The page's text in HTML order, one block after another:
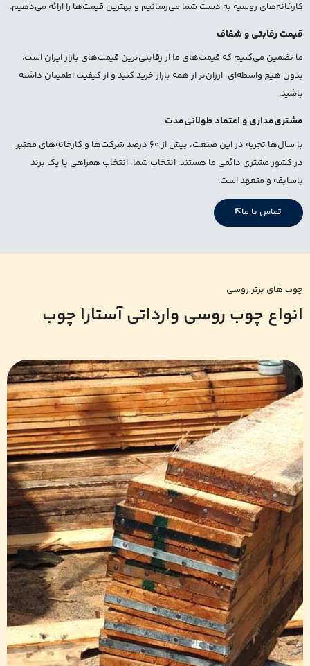
کارخانه‌های روسیه به دست شما می‌رسانیم و بهترین قیمت‌ها را ارائه می‌دهیم.
قیمت رقابتی و شفاف
ما تضمین می‌کنیم که قیمت‌های ما از رقابتی‌ترین قیمت‌های بازار ایران است.
بدون هیچ واسطه‌ای، ارزان‌تر از همه بازار خرید کنید و از کیفیت اطمینان داشته
باشید.
مشتری‌مداری و اعتماد طولانی‌مدت
با سال‌ها تجربه در این صنعت، بیش از 60 درصد شرکت‌ها و کارخانه‌های معتبر
در کشور مشتری دائمی ما هستند. انتخاب شما، انتخاب همراهی با یک برند
باسابقه و متعهد است.
تماس با ما
چوب های برتر روسی
انواع چوب روسی وارداتی آستارا چوب